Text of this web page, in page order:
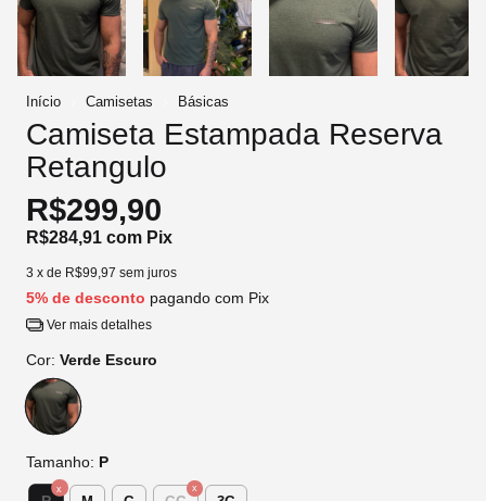
Início Camisetas Básicas
Camiseta Estampada Reserva
Retangulo
R$299,90
R$284,91 com Pix
3 x de R$99,97 sem juros
5% de desconto pagando com Pix
Ver mais detalhes
Cor: Verde Escuro
Tamanho: P